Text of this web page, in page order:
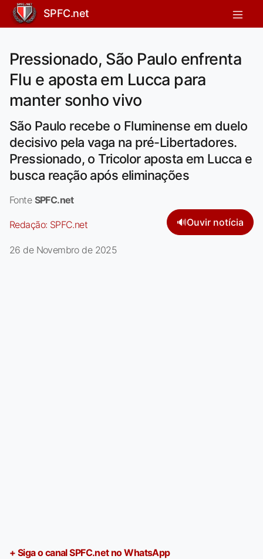
SPFC.net
Pressionado, São Paulo enfrenta
Flu e aposta em Lucca para
manter sonho vivo
São Paulo recebe o Fluminense em duelo
decisivo pela vaga na pré-Libertadores.
Pressionado, o Tricolor aposta em Lucca e
busca reação após eliminações
Fonte SPFC.net
Redação: SPFC.net 🔊Ouvir notícia
26 de Novembro de 2025
+ Siga o canal SPFC.net no WhatsApp